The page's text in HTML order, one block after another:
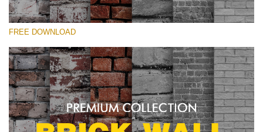
Por favor selecione
Brick Wall
(30 Textures)
Large 6000*4000px
Entire Collection
FREE DOWNLOAD